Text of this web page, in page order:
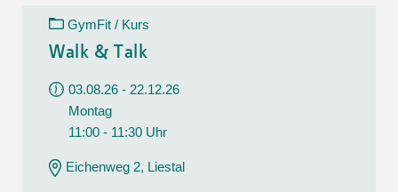
GymFit / Kurs
Walk & Talk
03.08.26 - 22.12.26
Montag
11:00 - 11:30 Uhr
Eichenweg 2, Liestal